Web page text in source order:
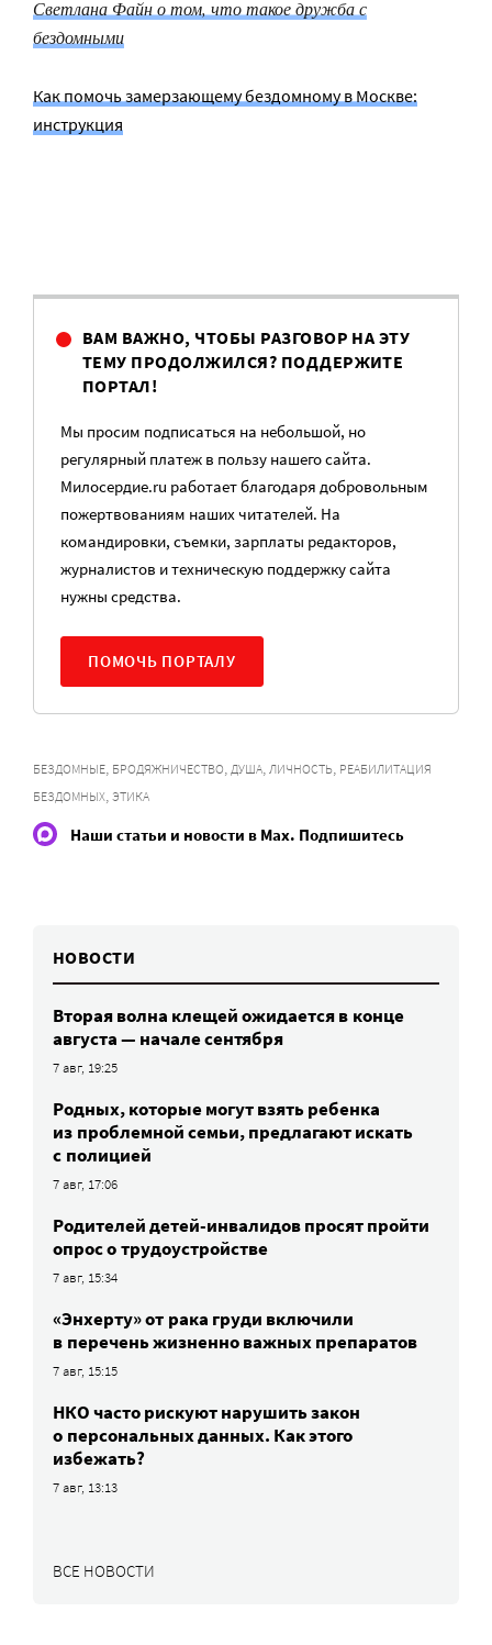
Светлана Файн о том, что такое дружба с
бездомными
Как помочь замерзающему бездомному в Москве:
инструкция
ВАМ ВАЖНО, ЧТОБЫ РАЗГОВОР НА ЭТУ
ТЕМУ ПРОДОЛЖИЛСЯ? ПОДДЕРЖИТЕ
ПОРТАЛ!
Мы просим подписаться на небольшой, но
регулярный платеж в пользу нашего сайта.
Милосердие.ru работает благодаря добровольным
пожертвованиям наших читателей. На
командировки, съемки, зарплаты редакторов,
журналистов и техническую поддержку сайта
нужны средства.
ПОМОЧЬ ПОРТАЛУ
БЕЗДОМНЫЕ, БРОДЯЖНИЧЕСТВО, ДУША, ЛИЧНОСТЬ, РЕАБИЛИТАЦИЯ
БЕЗДОМНЫХ, ЭТИКА
Наши статьи и новости в Max. Подпишитесь
НОВОСТИ
Вторая волна клещей ожидается в конце
августа — начале сентября
7 авг, 19:25
Родных, которые могут взять ребенка
из проблемной семьи, предлагают искать
с полицией
7 авг, 17:06
Родителей детей-инвалидов просят пройти
опрос о трудоустройстве
7 авг, 15:34
«Энхерту» от рака груди включили
в перечень жизненно важных препаратов
7 авг, 15:15
НКО часто рискуют нарушить закон
о персональных данных. Как этого
избежать?
7 авг, 13:13
ВСЕ НОВОСТИ